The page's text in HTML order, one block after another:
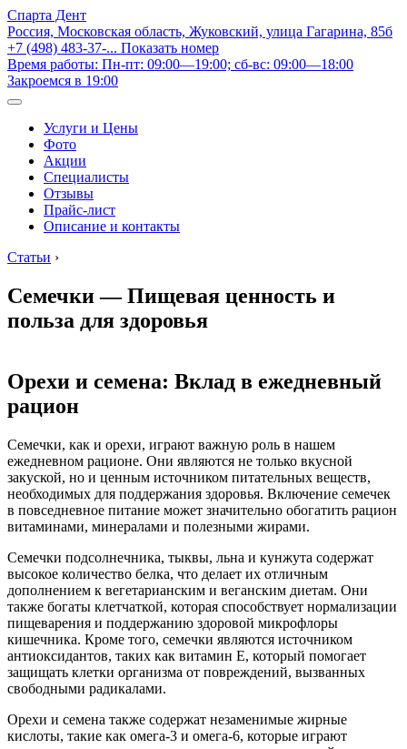
Спарта Дент
Россия, Московская область, Жуковский, улица Гагарина, 85б
+7 (498) 483-37-... Показать номер
Время работы: Пн-пт: 09:00—19:00; сб-вс: 09:00—18:00
Закроемся в 19:00
Услуги и Цены
Фото
Акции
Специалисты
Отзывы
Прайс-лист
Описание и контакты
Статьи ›
Семечки — Пищевая ценность и
польза для здоровья
Орехи и семена: Вклад в ежедневный
рацион
Семечки, как и орехи, играют важную роль в нашем
ежедневном рационе. Они являются не только вкусной
закуской, но и ценным источником питательных веществ,
необходимых для поддержания здоровья. Включение семечек
в повседневное питание может значительно обогатить рацион
витаминами, минералами и полезными жирами.
Семечки подсолнечника, тыквы, льна и кунжута содержат
высокое количество белка, что делает их отличным
дополнением к вегетарианским и веганским диетам. Они
также богаты клетчаткой, которая способствует нормализации
пищеварения и поддержанию здоровой микрофлоры
кишечника. Кроме того, семечки являются источником
антиоксидантов, таких как витамин Е, который помогает
защищать клетки организма от повреждений, вызванных
свободными радикалами.
Орехи и семена также содержат незаменимые жирные
кислоты, такие как омега-3 и омега-6, которые играют